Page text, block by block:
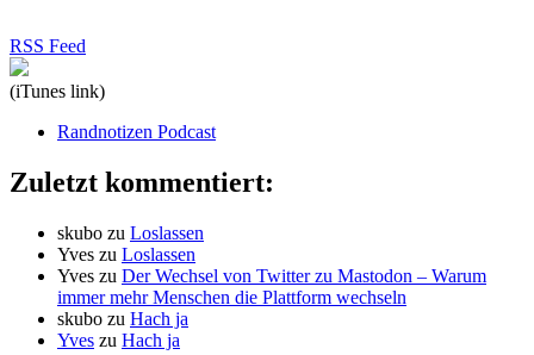
RSS Feed
(iTunes link)
Randnotizen Podcast
Zuletzt kommentiert:
skubo zu Loslassen
Yves zu Loslassen
Yves zu Der Wechsel von Twitter zu Mastodon – Warum
immer mehr Menschen die Plattform wechseln
skubo zu Hach ja
Yves zu Hach ja